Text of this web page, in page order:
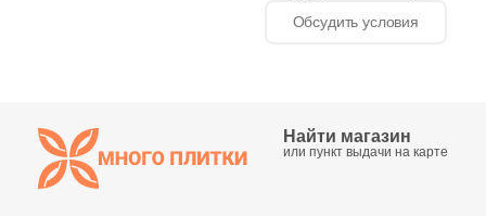
Обсудить условия
Найти магазин
или пункт выдачи на карте